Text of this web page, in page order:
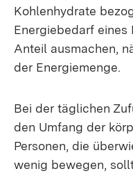
Kohlenhydrate
Energiebedarf
Anteil ausmachen,
der Energiemenge.
Bei der täglichen
den Umfang der
Personen, die
wenig bewegen,